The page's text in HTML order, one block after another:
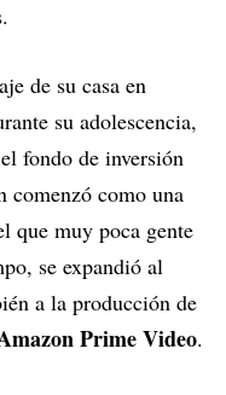
de su casa en
su adolescencia,
fondo de inversión
comenzó como una
que muy poca gente
se expandió al
a la producción de
Prime Video.